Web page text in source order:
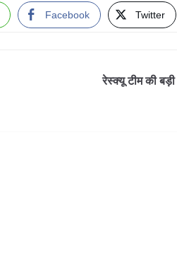
Facebook Twitter
रेस्क्यू टीम की